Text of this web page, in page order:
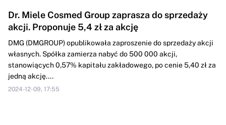
Dr. Miele Cosmed Group zaprasza do sprzedaży
akcji. Proponuje 5,4 zł za akcję
DMG (DMGROUP) opublikowała zaproszenie do sprzedaży akcji
własnych. Spółka zamierza nabyć do 500 000 akcji,
stanowiących 0,57% kapitału zakładowego, po cenie 5,40 zł za
jedną akcję....
2024-12-09, 17:55